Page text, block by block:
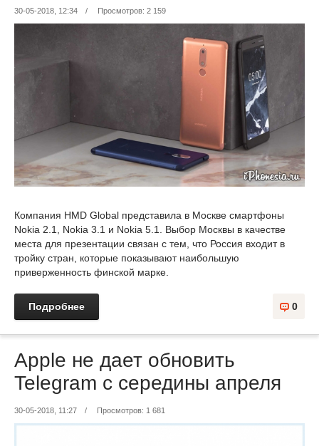
30-05-2018, 12:34 / Просмотров: 2 159
Компания HMD Global представила в Москве смартфоны
Nokia 2.1, Nokia 3.1 и Nokia 5.1. Выбор Москвы в качестве
места для презентации связан с тем, что Россия входит в
тройку стран, которые показывают наибольшую
приверженность финской марке.
Подробнее 0
Apple не дает обновить
Telegram с середины апреля
30-05-2018, 11:27 / Просмотров: 1 681